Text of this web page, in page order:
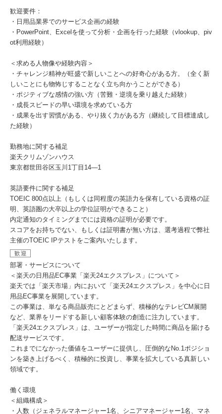
歓迎要件：
・日用品業界でのサービス企画の経験
・PowerPoint、Excelを使って分析・企画を行った経験（vlookup、piv
ot利用経験）
＜求める人物像や経験内容＞
・チャレンジ精神が旺盛で新しいことへの好奇心がある方。（全く新
しいことにも物怖じすることなく立ち向かうことができる）
・ポジティブな感情の強い方（苦難・逆境を乗り越えた経験）
・成長スピードの早い環境を求めている方
・成果を出す習慣がある、やり抜く力がある方（継続して目標達成し
た経験）
勤務地に関する補足
楽天クリムゾンハウス
東京都世田谷区玉川1丁目14―1
英語要件に関する補足
TOEIC 800点以上（もしくは同程度の英語力を保有している資格の証
明、英語圏の大卒以上の学位証明ができること）
内定通知のタイミングまでには資格の証明が必要です。
スコアをお持ちでない、もしくは証明書が無い方は、選考過程で弊社
主催のTOEIC IPテストをご案内いたします。
歓迎
部署・サービスについて
＜楽天の日用品EC事業「楽天24エクスプレス」について＞
楽天では「楽天市場」内において「楽天24エクスプレス」を中心に日
用品EC事業を展開しています。
この事業は、単なる商品販売にとどまらず、積極的なテレビCM展開
など、業界をリードする新しい顧客体験の創造に注力しています。
「楽天24エクスプレス」は、ユーザーが指定した時間に商品を届ける
配送サービスです。
これまでになかった価値をユーザーに提供し、圧倒的なNo.1ポジショ
ンを築き上げるべく、積極的に投資し、事業を拡大している真新しい
領域です。
働く環境
＜組織構成＞
・人数（ジェネラルマネージャー1名、シニアマネージャー1名、マネ